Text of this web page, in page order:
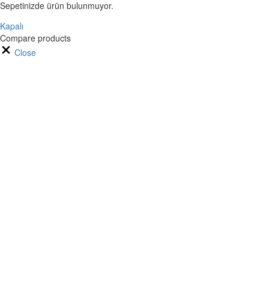
Sepetinizde ürün bulunmuyor.
Kapalı
Compare products
Close